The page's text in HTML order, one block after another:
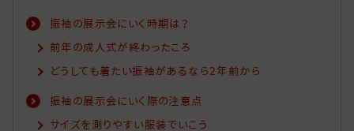
振袖の展示会にいく時期は？
前年の成人式が終わったころ
どうしても着たい振袖があるなら2年前から
振袖の展示会にいく際の注意点
サイズを測りやすい服装でいこう